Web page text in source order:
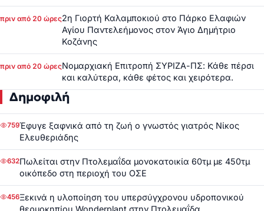
πριν από 20 ώρες2η Γιορτή Καλαμποκιού στο Πάρκο Ελαφιών
Αγίου Παντελεήμονος στον Άγιο Δημήτριο
Κοζάνης
πριν από 20 ώρεςΝομαρχιακή Επιτροπή ΣΥΡΙΖΑ-ΠΣ: Κάθε πέρσι
και καλύτερα, κάθε φέτος και χειρότερα.
Δημοφιλή
759Έφυγε ξαφνικά από τη ζωή ο γνωστός γιατρός Νίκος
Ελευθεριάδης
632Πωλείται στην Πτολεμαΐδα μονοκατοικία 60τμ με 450τμ
οικόπεδο στη περιοχή του ΟΣΕ
456Ξεκινά η υλοποίηση του υπερσύγχρονου υδροπονικού